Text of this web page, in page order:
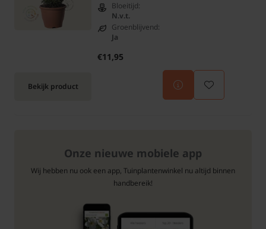
Bekijk product
Bloeitijd:
N.v.t.
Groenblijvend:
Ja
€11,95
Onze nieuwe mobiele app
Wij hebben nu ook een app, Tuinplantenwinkel nu altijd binnen
handbereik!